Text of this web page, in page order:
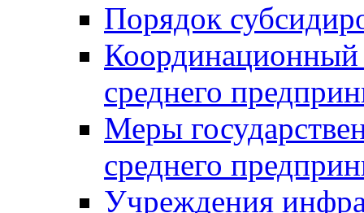
Порядок
Координационный
среднего
Меры
среднего
Учреждения